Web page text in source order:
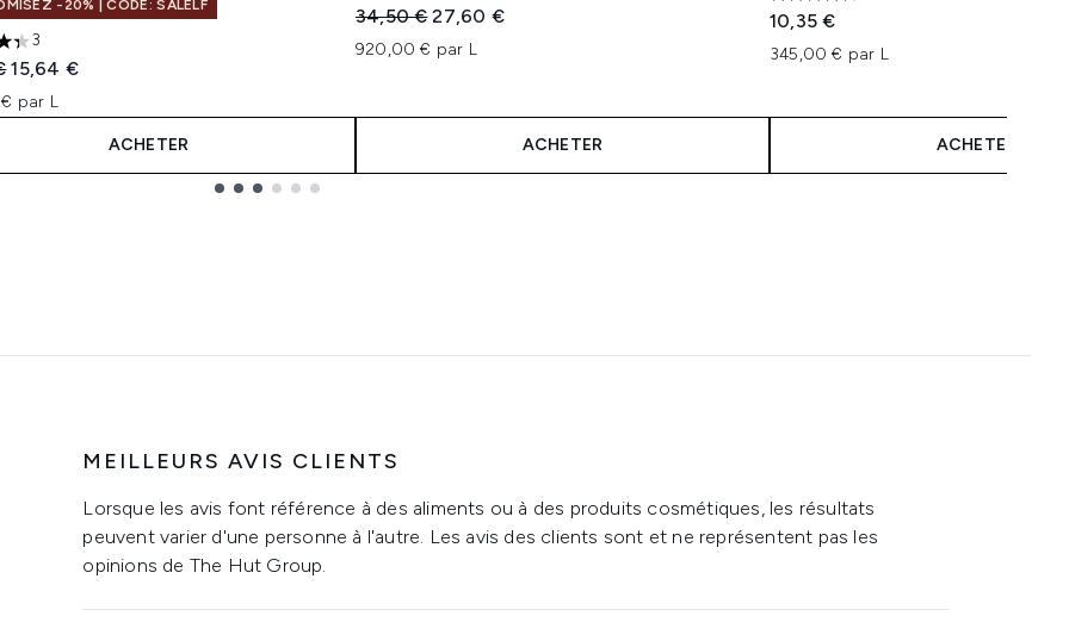
-20% | CODE: SALELF
sur un maximum de 5
3
vente :
Prix ​​actuel :
15,64 €
par L
ACHETER
Prix de vente :
34,50 €Prix ​​actuel :
27,60 €
920,00 € par L
ACHETER
10,35 €
345,00 € par L
ACHETER
MEILLEURS AVIS CLIENTS
Lorsque les avis font référence à des aliments ou à des produits cosmétiques, les résultats
peuvent varier d'une personne à l'autre. Les avis des clients sont et ne représentent pas les
opinions de The Hut Group.